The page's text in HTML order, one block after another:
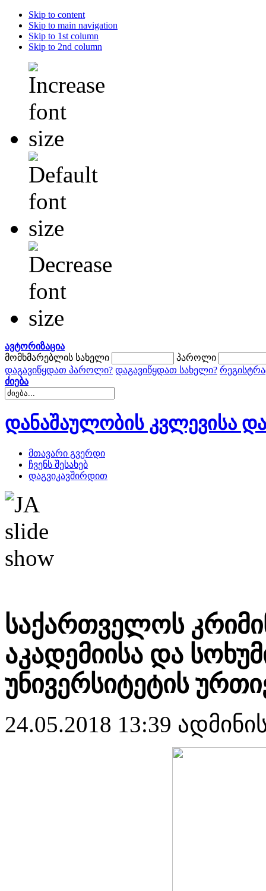
Skip to content
Skip to main navigation
Skip to 1st column
Skip to 2nd column
ავტორიზაცია
მომხმარებლის სახელი
პაროლი
დაგავიწყდათ პაროლი? დაგავიწყდათ სახელი?
ძიება
დანაშაულობის კვლევისა
მთავარი გვერდი
ჩვენს შესახებ
დაგვიკავშირდით
საქართველოს
აკადემიისა და
უნივერსიტეტის
24.05.2018 13:39